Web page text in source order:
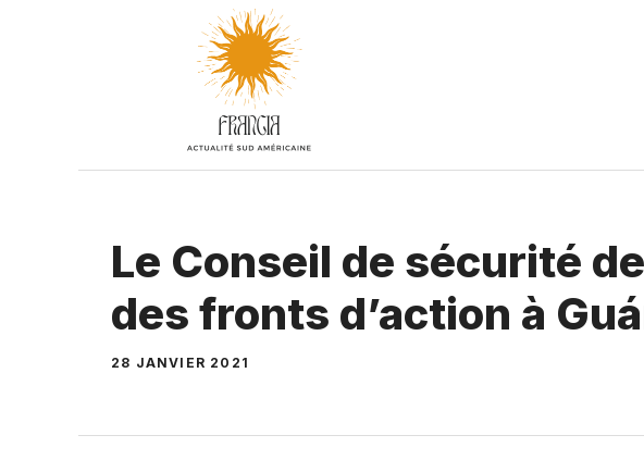
Le Conseil de sécurité
des fronts d’action à
28 JANVIER 2021